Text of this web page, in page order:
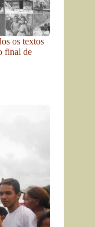
os textos
final de